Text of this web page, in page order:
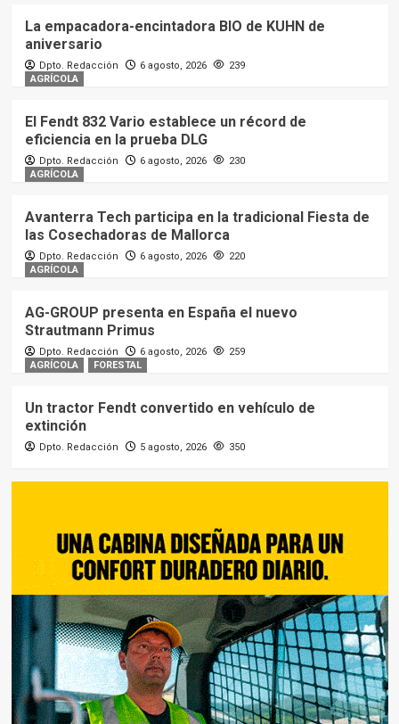
La empacadora-encintadora BIO de KUHN de
aniversario
Dpto. Redacción 6 agosto, 2026
239
AGRÍCOLA
El Fendt 832 Vario establece un récord de
eficiencia en la prueba DLG
Dpto. Redacción 6 agosto, 2026
230
AGRÍCOLA
Avanterra Tech participa en la tradicional Fiesta de
las Cosechadoras de Mallorca
Dpto. Redacción 6 agosto, 2026
220
AGRÍCOLA
AG-GROUP presenta en España el nuevo
Strautmann Primus
Dpto. Redacción 6 agosto, 2026
259
AGRÍCOLA
FORESTAL
Un tractor Fendt convertido en vehículo de
extinción
Dpto. Redacción 5 agosto, 2026 350